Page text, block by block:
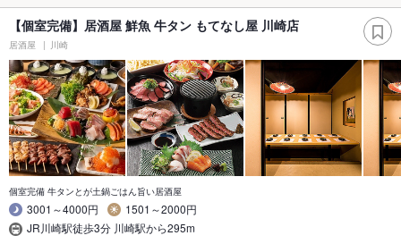
【個室完備】居酒屋 鮮魚 牛タン もてなし屋 川崎店
居酒屋 川崎
個室完備 牛タンとが土鍋ごはん旨い居酒屋
3001～4000円
1501～2000円
JR川崎駅徒歩3分 川崎駅から295m